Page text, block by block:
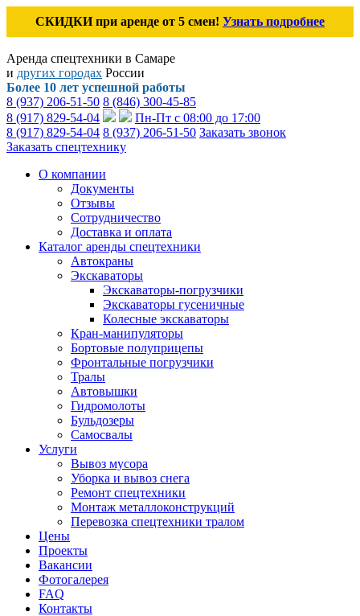
СКИДКИ при аренде от 5 смен! Узнать подробнее
Аренда спецтехники в Самаре
и других городах России
Более 10 лет успешной работы
8 (937) 206-51-50 8 (846) 300-45-85
8 (917) 829-54-04
Пн-Пт с 08:00 до 17:00
8 (917) 829-54-04 8 (937) 206-51-50 Заказать звонок
Заказать спецтехнику
О компании
Документы
Отзывы
Сотрудничество
Доставка и оплата
Каталог аренды спецтехники
Автокраны
Экскаваторы
Экскаваторы-погрузчики
Экскаваторы гусеничные
Колесные экскаваторы
Кран-манипуляторы
Бортовые полуприцепы
Фронтальные погрузчики
Тралы
Автовышки
Гидромолоты
Бульдозеры
Самосвалы
Услуги
Вывоз мусора
Уборка и вывоз снега
Ремонт спецтехники
Монтаж металлоконструкций
Перевозка спецтехники тралом
Цены
Проекты
Вакансии
Фотогалерея
FAQ
Контакты